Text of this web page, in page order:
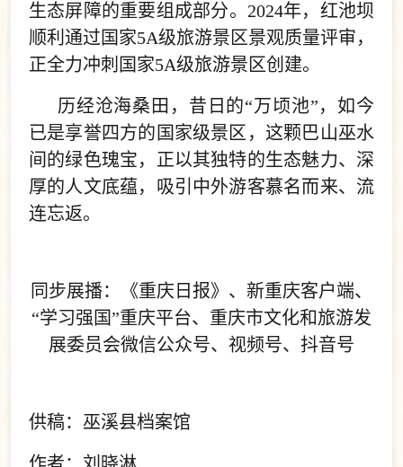
生态屏障的重要组成部分。2024年，红池坝
顺利通过国家5A级旅游景区景观质量评审，
正全力冲刺国家5A级旅游景区创建。
历经沧海桑田，昔日的“万顷池”，如今
已是享誉四方的国家级景区，这颗巴山巫水
间的绿色瑰宝，正以其独特的生态魅力、深
厚的人文底蕴，吸引中外游客慕名而来、流
连忘返。
同步展播：《重庆日报》、新重庆客户端、
“学习强国”重庆平台、重庆市文化和旅游发
展委员会微信公众号、视频号、抖音号
供稿：巫溪县档案馆